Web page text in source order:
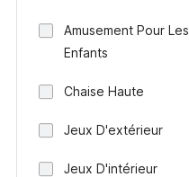
Amusement Pour Les
Enfants
Chaise Haute
Jeux D'extérieur
Jeux D'intérieur